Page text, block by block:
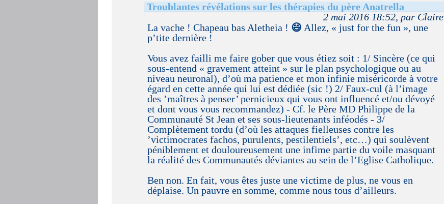
Troublantes révélations sur les thérapies du père Anatrella
2 mai 2016 18:52, par Claire
La vache ! Chapeau bas Aletheia ! 😄 Allez, « just for the fun », une
p’tite dernière !
Vous avez failli me faire gober que vous étiez soit : 1/ Sincère (ce qui
sous-entend « gravement atteint » sur le plan psychologique ou au
niveau neuronal), d’où ma patience et mon infinie miséricorde à votre
égard en cette année qui lui est dédiée (sic !) 2/ Faux-cul (à l’image
des ’maîtres à penser’ pernicieux qui vous ont influencé et/ou dévoyé
et dont vous vous recommandez) - Cf. le Père MD Philippe de la
Communauté St Jean et ses sous-lieutenants inféodés - 3/
Complètement tordu (d’où les attaques fielleuses contre les
’victimocrates fachos, purulents, pestilentiels’, etc…) qui soulèvent
péniblement et douloureusement une infime partie du voile masquant
la réalité des Communautés déviantes au sein de l’Eglise Catholique.
Ben non. En fait, vous êtes juste une victime de plus, ne vous en
déplaise. Un pauvre en somme, comme nous tous d’ailleurs.